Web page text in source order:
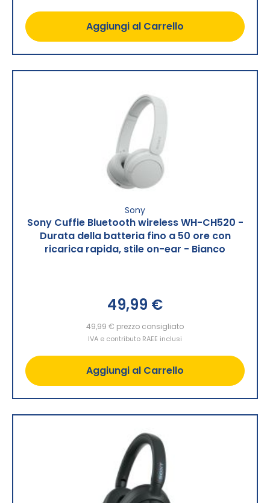
Aggiungi al Carrello
Sony
Sony Cuffie Bluetooth wireless WH-CH520 -
Durata della batteria fino a 50 ore con
ricarica rapida, stile on-ear - Bianco
49,99 €
49,99 € prezzo consigliato
IVA e contributo RAEE inclusi
Aggiungi al Carrello